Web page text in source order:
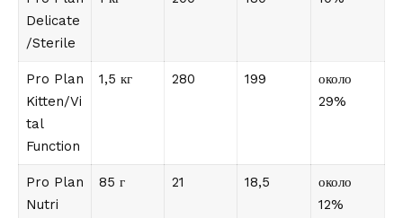
Delicate
/Sterile
Pro Plan
Kitten/Vi
tal
Function
1,5 кг 280 199
около
29%
Pro Plan
Nutri
85 г 21 18,5
около
12%